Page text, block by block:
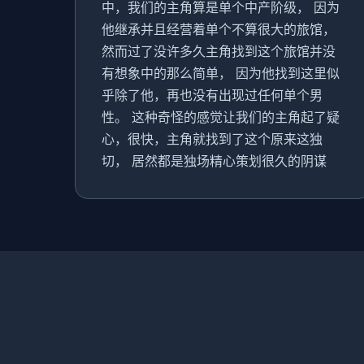
中，我们的主角算是单个中产阶级， 因为
他继承并且经营着单个不算很大的旅馆，
然而过了没许多久主角找到这个旅馆并没
有想象中的那么简单， 因为他找到这里似
乎除了他，再也没有出现过任何单个男
性。 这种奇怪的感觉让我们的主角起了疑
心，很快，主角就找到了这个原来这独
切， 居然都是独场精心策划很久的阴谋